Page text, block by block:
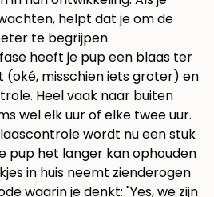
helpt dat je om de
te begrijpen.
heeft je pup een blaas ter
misschien iets groter) en
Heel vaak naar buiten
wel elk uur of elke twee uur.
wordt nu een stuk
pup het langer kan ophouden
in huis neemt zienderogen
waarin je denkt: "Yes, we zijn